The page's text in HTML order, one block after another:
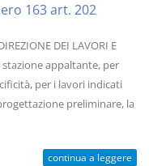
163 art. 202
DEI LAVORI E
stazione appaltante, per
per i lavori indicati
preliminare, la
continua a leggere